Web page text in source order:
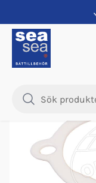
Impeller &